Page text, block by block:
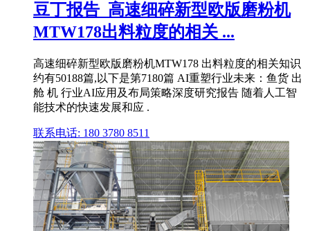
豆丁报告_高速细碎新型欧版磨粉机
MTW178出料粒度的相关 ...
高速细碎新型欧版磨粉机MTW178 出料粒度的相关知识
约有50188篇,以下是第7180篇 AI重塑行业未来：鱼货 出
舱 机 行业AI应用及布局策略深度研究报告 随着人工智
能技术的快速发展和应 .
联系电话: 180 3780 8511